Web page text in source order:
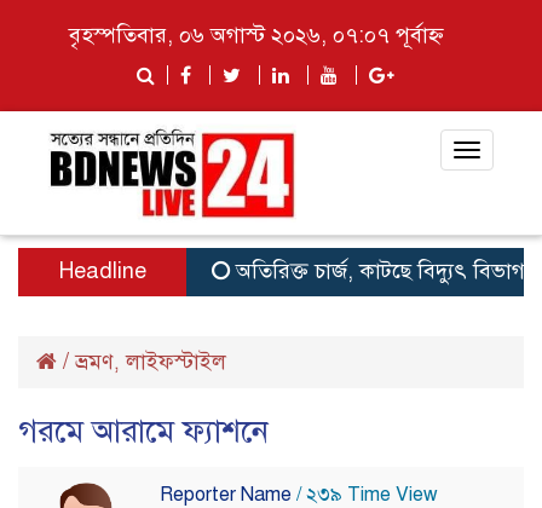
বৃহস্পতিবার, ০৬ অগাস্ট ২০২৬, ০৭:০৭ পূর্বাহ্ন
Toggle
Headline অতিরিক্ত চার্জ, কাটছে বিদ্যুৎ বিভাগ
/ভ্রমণ,লাইফস্টাইল
গরমে আরামে ফ্যাশনে
Reporter Name / ২৩৯ Time View